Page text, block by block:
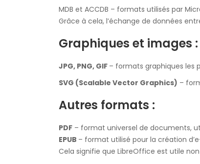
MDB et ACCDB – formats utilisés par
Grâce à cela, l’échange de données
Graphiques et images :
JPG, PNG, GIF – formats graphiques les
SVG (Scalable Vector Graphics) –
Autres formats :
PDF – format universel de documents,
EPUB – format utilisé pour la création
Cela signifie que LibreOffice est utile